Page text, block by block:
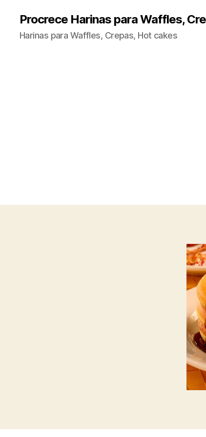
Procrece Harinas para Waffles,
Harinas para Waffles, Crepas, Hot cakes